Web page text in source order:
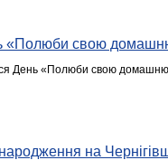
«Полюби свою
День «Полюби свою
на